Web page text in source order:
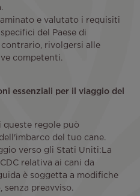
e valutato i requisiti
del Paese di
contrario, rivolgersi alle
competenti.
essenziali per il viaggio del
queste regole può
del tuo cane.
verso gli Stati Uniti:La
relativa ai cani da
è soggetta a modifiche
senza preavviso.